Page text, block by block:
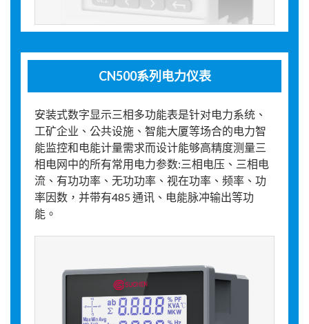
CN500系列电力仪表
安装式数字显示三相多功能表是针对电力系统、
工矿企业、公共设施、智能大厦等场合的电力智
能监控和电能计量需求而设计能够高精度测量三
相电网中的所有常用电力参数:三相电压、三相电
流、有功功率、无功功率、视在功率、频率、功
率因数，并带有485 通讯、电能脉冲输出等功
能。